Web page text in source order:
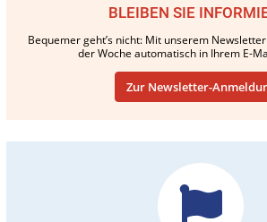
BLEIBEN SIE
Bequemer geht’s nicht: Mit unserem
der Woche automatisch in Ihrem E-
Zur Newsletter-